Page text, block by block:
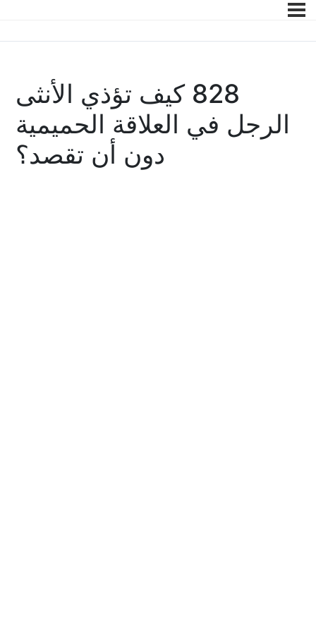
828 كيف تؤذي الأنثى
الرجل في العلاقة الحميمية
دون أن تقصد؟